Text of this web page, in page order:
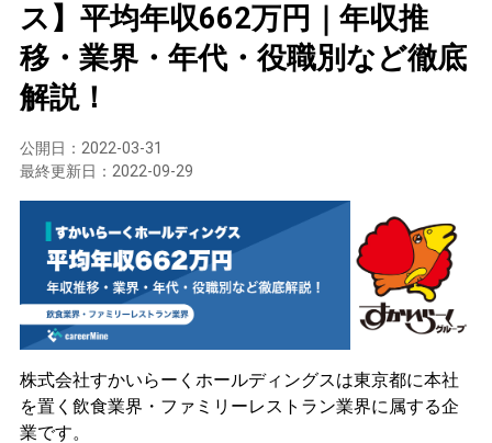
ス】平均年収662万円｜年収推
移・業界・年代・役職別など徹底
解説！
公開日： 2022-03-31
最終更新日： 2022-09-29
株式会社すかいらーくホールディングスは東京都に本社
を置く飲食業界・ファミリーレストラン業界に属する企
業です。